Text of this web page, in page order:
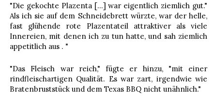
"Die gekochte Plazenta […] war eigentlich ziemlich gut."
Als ich sie auf dem Schneidebrett würzte, war der helle,
fast glühende rote Plazentateil attraktiver als viele
Innereien, mit denen ich zu tun hatte, und sah ziemlich
appetitlich aus . "
"Das Fleisch war reich," fügte er hinzu, "mit einer
rindfleischartigen Qualität. Es war zart, irgendwie wie
Bratenbruststück und dem Texas BBQ nicht unähnlich."